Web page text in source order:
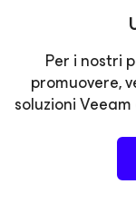
Per i nostri
promuovere,
soluzioni